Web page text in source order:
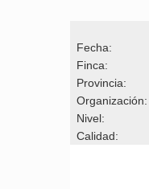
Fecha:
Finca:
Provincia:
Organización:
Nivel:
Calidad: